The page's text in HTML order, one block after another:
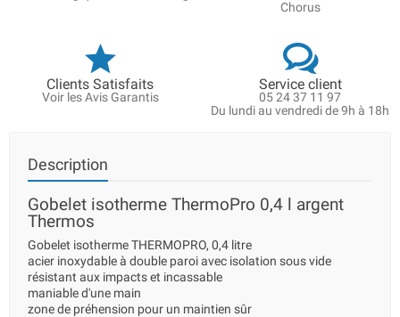
Chorus
Clients Satisfaits
Voir les Avis Garantis
Service client
05 24 37 11 97
Du lundi au vendredi de 9h à 18h
Description
Gobelet isotherme ThermoPro 0,4 l argent
Thermos
Gobelet isotherme THERMOPRO, 0,4 litre
acier inoxydable à double paroi avec isolation sous vide
résistant aux impacts et incassable
maniable d'une main
zone de préhension pour un maintien sûr